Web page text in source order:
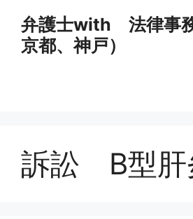
弁護士with 法律事務
京都、神戸）
訴訟 B型肝